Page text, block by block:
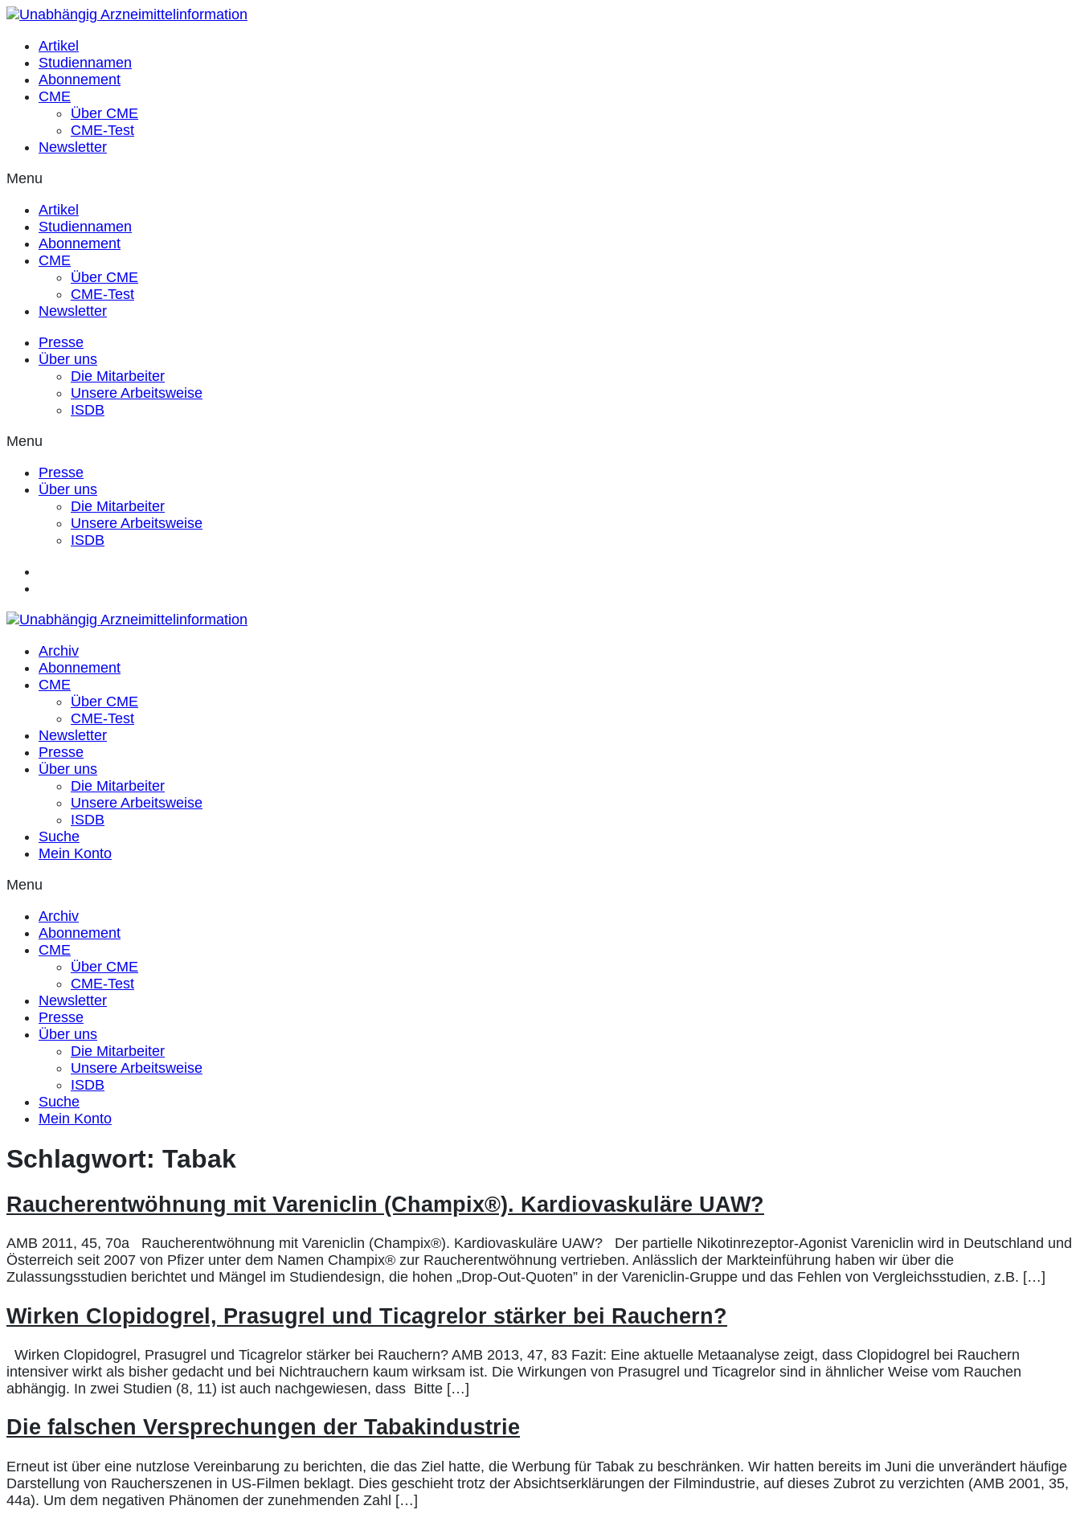
Zum
springen
Artikel
Studiennamen
Abonnement
CME
Über CME
CME-Test
Newsletter
Menu
Artikel
Studiennamen
Abonnement
CME
Über CME
CME-Test
Newsletter
Presse
Über uns
Die Mitarbeiter
Unsere Arbeitsweise
ISDB
Menu
Presse
Über uns
Die Mitarbeiter
Unsere Arbeitsweise
ISDB
Archiv
Abonnement
CME
Über CME
CME-Test
Newsletter
Presse
Über uns
Die Mitarbeiter
Unsere Arbeitsweise
ISDB
Suche
Mein Konto
Menu
Archiv
Abonnement
CME
Über CME
CME-Test
Newsletter
Presse
Über uns
Die Mitarbeiter
Unsere Arbeitsweise
ISDB
Suche
Mein Konto
Schlagwort: Tabak
Raucherentwöhnung mit Vareniclin (Champix®). Kardiovaskuläre UAW?
AMB 2011, 45, 70a Raucherentwöhnung mit Vareniclin (Champix®). Kardiovaskuläre UAW? Der partielle Nikotinrezeptor-Agonist Vareniclin wird in Deutschland und
Österreich seit 2007 von Pfizer unter dem Namen Champix® zur Raucherentwöhnung vertrieben. Anlässlich der Markteinführung haben wir über die
Zulassungsstudien berichtet und Mängel im Studiendesign, die hohen „Drop-Out-Quoten” in der Vareniclin-Gruppe und das Fehlen von Vergleichsstudien, z.B. […]
Wirken Clopidogrel, Prasugrel und Ticagrelor stärker bei Rauchern?
Wirken Clopidogrel, Prasugrel und Ticagrelor stärker bei Rauchern? AMB 2013, 47, 83 Fazit: Eine aktuelle Metaanalyse zeigt, dass Clopidogrel bei Rauchern
intensiver wirkt als bisher gedacht und bei Nichtrauchern kaum wirksam ist. Die Wirkungen von Prasugrel und Ticagrelor sind in ähnlicher Weise vom Rauchen
abhängig. In zwei Studien (8, 11) ist auch nachgewiesen, dass Bitte […]
Die falschen Versprechungen der Tabakindustrie
Erneut ist über eine nutzlose Vereinbarung zu berichten, die das Ziel hatte, die Werbung für Tabak zu beschränken. Wir hatten bereits im Juni die unverändert häufige
Darstellung von Raucherszenen in US-Filmen beklagt. Dies geschieht trotz der Absichtserklärungen der Filmindustrie, auf dieses Zubrot zu verzichten (AMB 2001, 35,
44a). Um dem negativen Phänomen der zunehmenden Zahl […]